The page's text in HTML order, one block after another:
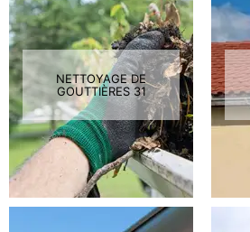
NETTOYAGE DE
GOUTTIÈRES 31